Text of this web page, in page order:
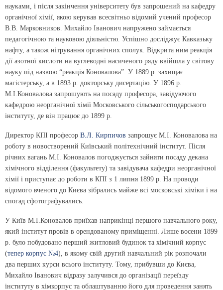
науками, і після закінчення університету був запрошений на кафедру
органічної хімії, якою керував всесвітньо відомий учений професор
В.В. Марковников. Михайло Іванович напружено займається
педагогічною та науковою діяльністю. Успішно досліджує Кавказьку
нафту, а також нітрування органічних сполук. Відкрита ним реакція
дії азотної кислоти на вуглеводні насиченого ряду ввійшла у світову
науку під назвою “реакція Коновалова”. У 1889 р. захищає
магістерську, а в 1893 р. докторську дисертацію. У 1896 р.
М.І.Коновалова запрошують на посаду професора, завідуючого
кафедрою неорганічної хімії Московського сільськогосподарського
інституту, де він працює до 1899 р.
Директор КПІ професор В.Л. Кирпичов запрошує М.І. Коновалова на
роботу в новостворений Київський політехнічний інститут. Після
річних вагань М.І. Коновалов погоджується зайняти посаду декана
хімічного відділення (факультету) та завідувача кафедри неорганічної
хімії і приступає до роботи в КПІ з 1 липня 1899 р. На проводи
відомого вченого до Києва зібрались майже всі московські хіміки і на
спогад сфотографувались.
У Київ М.І.Коновалов приїхав наприкінці першого навчального року,
який інститут провів в орендованому приміщенні. Лише восени 1899
р. було побудовано перший житловий будинок та хімічний корпус
(тепер корпус №4), в якому свій другий навчальний рік розпочали
два перших курси всього інституту. Тому, прибувши до Києва,
Михайло Іванович відразу залучився до організації переїзду
інституту в хімкорпус та облаштуванню його для проведення занять